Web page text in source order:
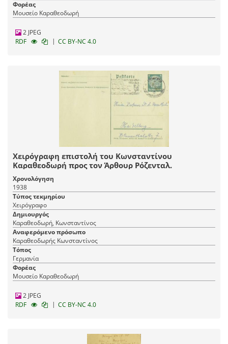
Φορέας
Μουσείο Καραθεοδωρή
2 JPEG
RDF
| CC BY-NC 4.0
Χειρόγραφη επιστολή του Κωνσταντίνου
Καραθεοδωρή προς τον Άρθουρ Ρόζενταλ.
Χρονολόγηση
1938
Τύπος τεκμηρίου
Χειρόγραφο
Δημιουργός
Καραθεοδωρή, Κωνσταντίνος
Αναφερόμενο πρόσωπο
Καραθεοδωρής Κωνσταντίνος
Τόπος
Γερμανία
Φορέας
Μουσείο Καραθεοδωρή
2 JPEG
RDF
| CC BY-NC 4.0